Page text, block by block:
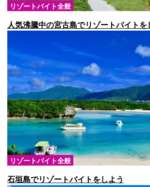
リゾートバイト全般
人気沸騰中の宮古島でリゾートバイトを
リゾートバイト全般
石垣島でリゾートバイトをしよう